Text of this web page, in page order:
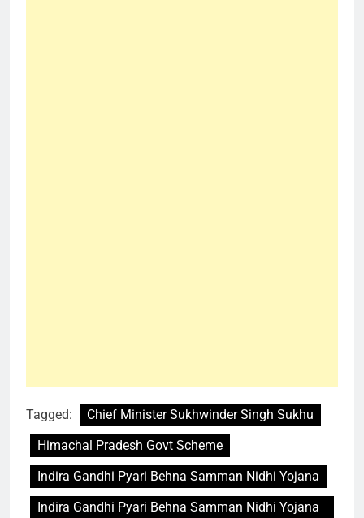
Tagged:
Chief Minister Sukhwinder Singh Sukhu
Himachal Pradesh Govt Scheme
Indira Gandhi Pyari Behna Samman Nidhi Yojana
Indira Gandhi Pyari Behna Samman Nidhi Yojana